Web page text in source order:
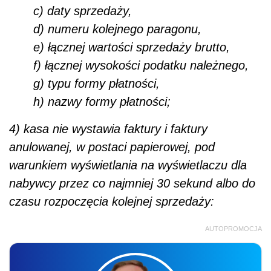
c) daty sprzedaży,
d) numeru kolejnego paragonu,
e) łącznej wartości sprzedaży brutto,
f) łącznej wysokości podatku należnego,
g) typu formy płatności,
h) nazwy formy płatności;
4) kasa nie wystawia faktury i faktury
anulowanej, w postaci papierowej, pod
warunkiem wyświetlania na wyświetlaczu dla
nabywcy przez co najmniej 30 sekund albo do
czasu rozpoczęcia kolejnej sprzedaży:
AUTOPROMOCJA